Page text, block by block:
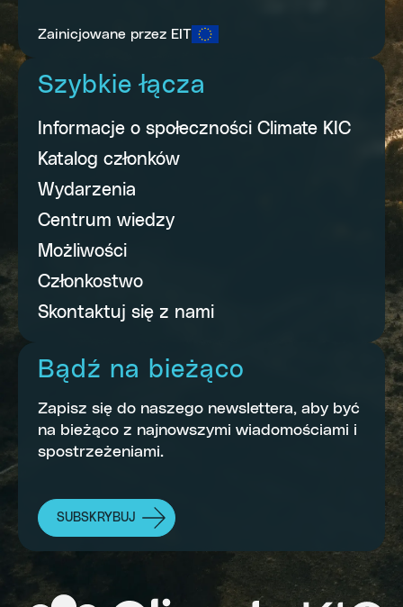
Zainicjowane przez EIT
Szybkie łącza
Informacje o społeczności Climate KIC
Katalog członków
Wydarzenia
Centrum wiedzy
Możliwości
Członkostwo
Skontaktuj się z nami
Bądź na bieżąco
Zapisz się do naszego newslettera, aby być
na bieżąco z najnowszymi wiadomościami i
spostrzeżeniami.
SUBSKRYBUJ